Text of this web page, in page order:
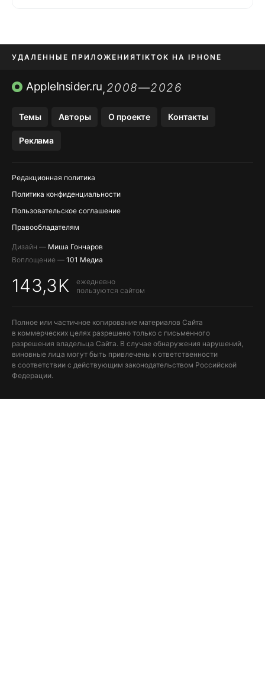
УДАЛЕННЫЕ ПРИЛОЖЕНИЯTIKTOK НА IPHONE
ПРИЛОЖЕНИЯ БЕЗ APP STORE
AppleInsider.ru,2008—2026
Темы Авторы О проекте Контакты
Реклама
Редакционная политика
Политика конфиденциальности
Пользовательское соглашение
Правообладателям
Дизайн — Миша Гончаров
Воплощение — 101 Медиа
143,3K
ежедневно
пользуются сайтом
Полное или частичное копирование материалов Сайта
в коммерческих целях разрешено только с письменного
разрешения владельца Сайта. В случае обнаружения нарушений,
виновные лица могут быть привлечены к ответственности
в соответствии с действующим законодательством Российской
Федерации.